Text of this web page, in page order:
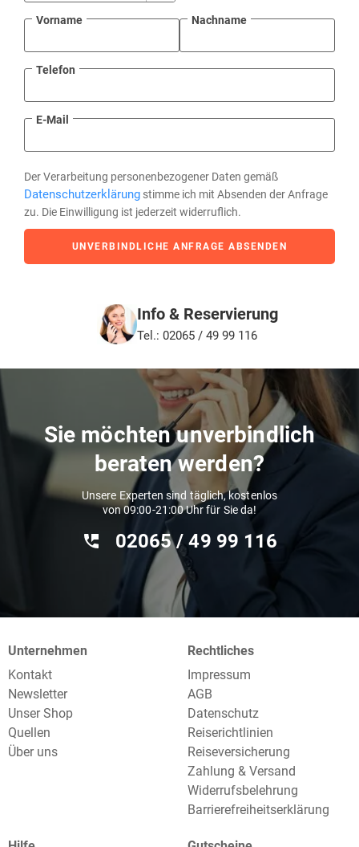
Vorname Nachname
Telefon
E-Mail
Der Verarbeitung personenbezogener Daten gemäß
Datenschutzerklärung stimme ich mit Absenden der Anfrage
zu. Die Einwilligung ist jederzeit widerruflich.
UNVERBINDLICHE ANFRAGE ABSENDEN
Info & Reservierung
Tel.: 02065 / 49 99 116
Sie möchten unverbindlich
beraten werden?
Unsere Experten sind täglich, kostenlos
von 09:00-21:00 Uhr für Sie da!
02065 / 49 ‌99 116
Unternehmen
Kontakt
Newsletter
Unser Shop
Quellen
Über uns
Rechtliches
Impressum
AGB
Datenschutz
Reiserichtlinien
Reiseversicherung
Zahlung & Versand
Widerrufsbelehrung
Barrierefreiheitserklärung